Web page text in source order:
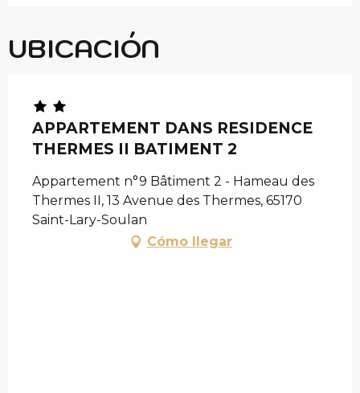
UBICACIÓN
APPARTEMENT DANS RESIDENCE
THERMES II BATIMENT 2
Appartement n°9 Bâtiment 2 - Hameau des
Thermes II, 13 Avenue des Thermes, 65170
Saint-Lary-Soulan
Cómo llegar